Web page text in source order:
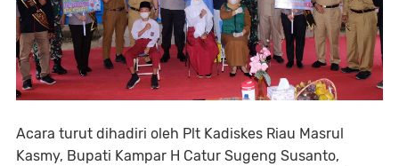
Acara turut dihadiri oleh Plt Kadiskes Riau Masrul
Kasmy, Bupati Kampar H Catur Sugeng Susanto,